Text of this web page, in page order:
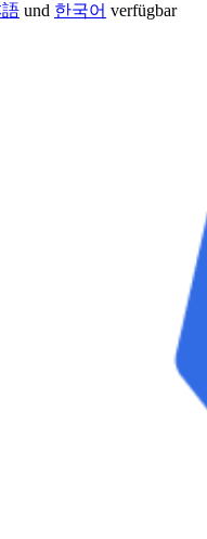
語 und 한국어 verfügbar